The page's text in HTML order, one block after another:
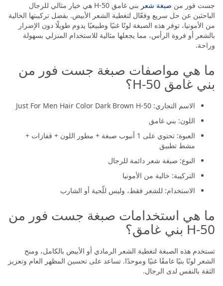
جست فور من صبغة شعر
بني غامق H-50 هي خيار مثالي للرجال
الباحثين عن حل سريع وفعّال لتغطية الشعر الأبيض. بفضل تركيبتها الخالية
من الأمونيا، توفر هذه الصبغة لونًا غنيًا وطبيعيًا يدوم طويلًا دون الإضرار
بالشعر أو فروة الرأس، مما يجعلها مثالية للاستخدام المنزلي بسهولة
وراحة.
ما هي مواصفات صبغة جست فور من
بني غامق H-50؟
الاسم التجاري: Just For Men Hair Color Dark Brown H-50
اللون: بني غامق
العبوة: تحتوي على 1 أنبوب صبغة + مطور اللون + قفازات +
مشط تطبيق
النوع: صبغة شعر دائمة للرجال
التركيبة: خالية من الأمونيا
الاستخدام: للشعر فقط، وليس للّحية أو الشارب
ما هي استخدامات صبغة جست فور من
H-50 بني غامق؟
تستخدم هذه الصبغة لتغطية الشعر الرمادي أو الأبيض بالكامل، ومنح
الشعر لونًا بنيًا غامقًا غنيًا وموحدًا. تساعد على تحسين المظهر العام وتعزيز
الثقة بالنفس لدى الرجال.